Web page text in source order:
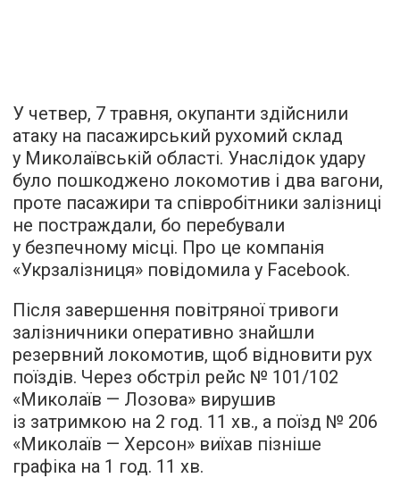
У четвер, 7 травня, окупанти здійснили
атаку на пасажирський рухомий склад
у Миколаївській області. Унаслідок удару
було пошкоджено локомотив і два вагони,
проте пасажири та співробітники залізниці
не постраждали, бо перебували
у безпечному місці. Про це компанія
«Укрзалізниця» повідомила у Facebook.
Після завершення повітряної тривоги
залізничники оперативно знайшли
резервний локомотив, щоб відновити рух
поїздів. Через обстріл рейс № 101/102
«Миколаїв — Лозова» вирушив
із затримкою на 2 год. 11 хв., а поїзд № 206
«Миколаїв — Херсон» виїхав пізніше
графіка на 1 год. 11 хв.